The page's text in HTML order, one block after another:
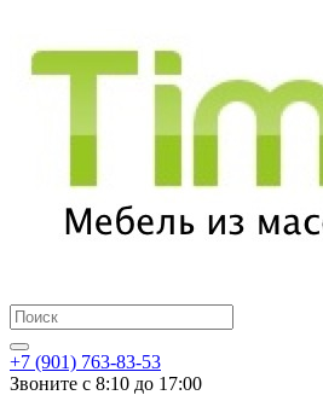
+7 (901) 763-83-53
Звоните с 8:10 до 17:00